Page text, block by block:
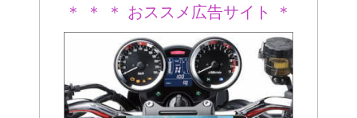
＊ ＊ ＊ おススメ広告サイト ＊
＊ ＊